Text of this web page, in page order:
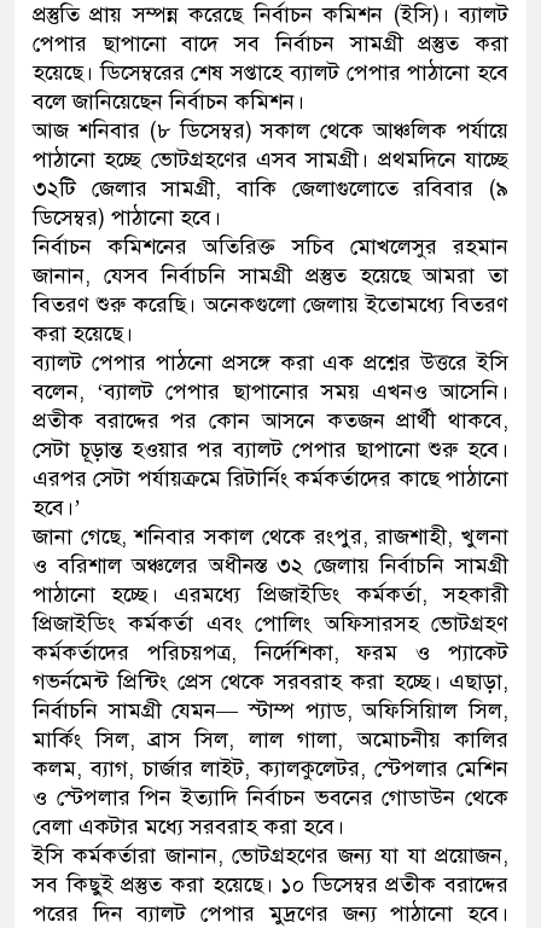
মাদক কারবারি গ্রেফতার
২৮ লাখ টাকার জাল নোটসহ
থানা পুলিশ
যেকোনো সময় বেনজীরের
নেতৃত্ব ও গণতন্ত্রের মূর্তমান
যে ভাবে ডেভিড ইমনের কাছে
অবৈধ বিদেশি পিস্তল,
জড়িত কিশোর গ্যাংয়ের চার শিশু আটক
ডাকাতির প্রস্তুতিকালে
থানা পুলিশ
প্রস্তুতি প্রায় সম্পন্ন করেছে নির্বাচন কমিশন (ইসি)। ব্যালট
পেপার ছাপানো বাদে সব নির্বাচন সামগ্রী প্রস্তুত করা
হয়েছে। ডিসেম্বরের শেষ সপ্তাহে ব্যালট পেপার পাঠানো হবে
বলে জানিয়েছেন নির্বাচন কমিশন।
আজ শনিবার (৮ ডিসেম্বর) সকাল থেকে আঞ্চলিক পর্যায়ে
পাঠানো হচ্ছে ভোটগ্রহণের এসব সামগ্রী। প্রথমদিনে যাচ্ছে
৩২টি জেলার সামগ্রী, বাকি জেলাগুলোতে রবিবার (৯
ডিসেম্বর) পাঠানো হবে।
নির্বাচন কমিশনের অতিরিক্ত সচিব মোখলেসুর রহমান
জানান, যেসব নির্বাচনি সামগ্রী প্রস্তুত হয়েছে আমরা তা
বিতরণ শুরু করেছি। অনেকগুলো জেলায় ইতোমধ্যে বিতরণ
করা হয়েছে।
ব্যালট পেপার পাঠনো প্রসঙ্গে করা এক প্রশ্নের উত্তরে ইসি
বলেন, ‘ব্যালট পেপার ছাপানোর সময় এখনও আসেনি।
প্রতীক বরাদ্দের পর কোন আসনে কতজন প্রার্থী থাকবে,
সেটা চূড়ান্ত হওয়ার পর ব্যালট পেপার ছাপানো শুরু হবে।
এরপর সেটা পর্যায়ক্রমে রিটার্নিং কর্মকর্তাদের কাছে পাঠানো
হবে।’
জানা গেছে, শনিবার সকাল থেকে রংপুর, রাজশাহী, খুলনা
ও বরিশাল অঞ্চলের অধীনস্ত ৩২ জেলায় নির্বাচনি সামগ্রী
পাঠানো হচ্ছে। এরমধ্যে প্রিজাইডিং কর্মকর্তা, সহকারী
প্রিজাইডিং কর্মকর্তা এবং পোলিং অফিসারসহ ভোটগ্রহণ
কর্মকর্তাদের পরিচয়পত্র, নির্দেশিকা, ফরম ও প্যাকেট
গভর্নমেন্ট প্রিন্টিং প্রেস থেকে সরবরাহ করা হচ্ছে। এছাড়া,
নির্বাচনি সামগ্রী যেমন— স্টাম্প প্যাড, অফিসিয়িাল সিল,
মার্কিং সিল, ব্রাস সিল, লাল গালা, অমোচনীয় কালির
কলম, ব্যাগ, চার্জার লাইট, ক্যালকুলেটর, স্টেপলার মেশিন
ও স্টেপলার পিন ইত্যাদি নির্বাচন ভবনের গোডাউন থেকে
বেলা একটার মধ্যে সরবরাহ করা হবে।
ইসি কর্মকর্তারা জানান, ভোটগ্রহণের জন্য যা যা প্রয়োজন,
সব কিছুই প্রস্তুত করা হয়েছে। ১০ ডিসেম্বর প্রতীক বরাদ্দের
পরের দিন ব্যালট পেপার মুদ্রণের জন্য পাঠানো হবে।